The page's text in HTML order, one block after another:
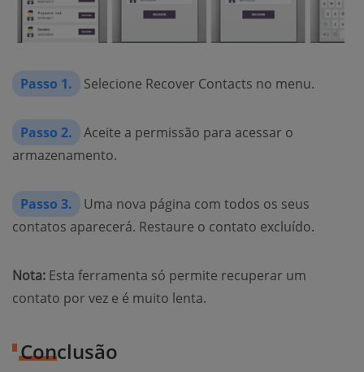
Passo 1. Selecione Recover Contacts no menu.
Passo 2.
Aceite a permissão para acessar o
armazenamento.
Passo 3.
Uma nova página com todos os seus
contatos aparecerá. Restaure o contato excluído.
Nota: Esta ferramenta só permite recuperar um
contato por vez e é muito lenta.
Conclusão